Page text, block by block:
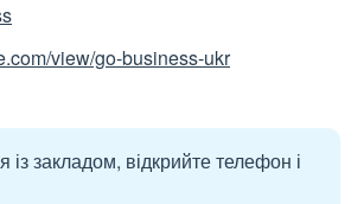
view/go-business-ukr
із закладом, відкрийте телефон і